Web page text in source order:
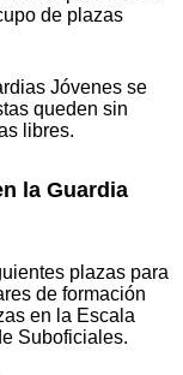
de plazas
Jóvenes se
queden sin
libres.
la Guardia
plazas para
de formación
en la Escala
Suboficiales.